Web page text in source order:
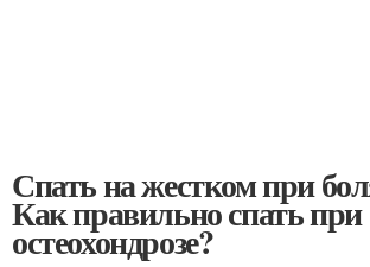
Спать на жестком при
Как правильно спать при
остеохондрозе?